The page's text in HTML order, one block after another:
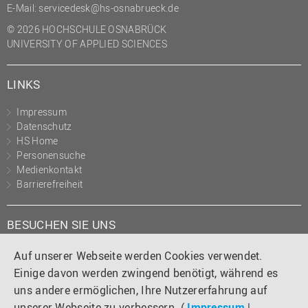
Auf unserer Webseite werden Cookies verwendet.
Einige davon werden zwingend benötigt, während es
uns andere ermöglichen, Ihre Nutzererfahrung auf
(PMO)
Prozessmanagement
Science to Business GmbH
Studium und Lehre
Transfer- und
Innovationsmanagement
E-Mail: servicedesk@hs-osnabrueck.de
© 2026 HOCHSCHULE OSNABRÜCK
UNIVERSITY OF APPLIED SCIENCES
LINKS
Impressum
Datenschutz
HS Home
Personensuche
Medienkontakt
Barrierefreiheit
BESUCHEN SIE UNS
Instagram
TiktokLinkedIn
YouTube
Facebook